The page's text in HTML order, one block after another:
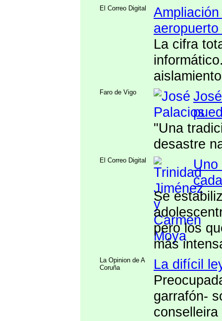
El Correo Digital
La cifra
Faro de Vigo
"Una
desastre
El Correo Digital
Se
pero los
más
La Opinion de A
Coruña
La difícil
garrafón-